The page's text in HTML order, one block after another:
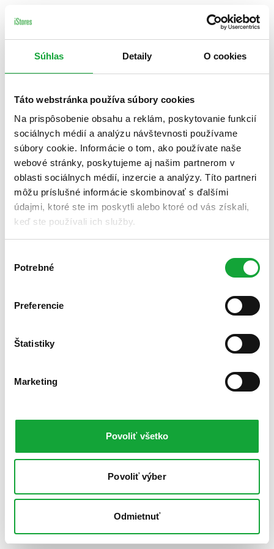
Súhlas Detaily O cookies
Táto webstránka používa súbory cookies
Na prispôsobenie obsahu a reklám, poskytovanie funkcií
sociálnych médií a analýzu návštevnosti používame
súbory cookie. Informácie o tom, ako používate naše
webové stránky, poskytujeme aj našim partnerom v
oblasti sociálnych médií, inzercie a analýzy. Títo partneri
môžu príslušné informácie skombinovať s ďalšími
údajmi, ktoré ste im poskytli alebo ktoré od vás získali,
keď ste používali ich služby.
súhlasu
Potrebné
Preferencie
Štatistiky
Marketing
Povoliť všetko
Povoliť výber
Odmietnuť